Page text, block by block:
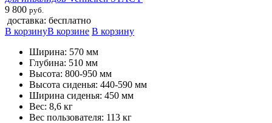
9 800 руб.
доставка: бесплатно
В корзинуВ корзине В корзину
Ширина: 570 мм
Глубина: 510 мм
Высота: 800-950 мм
Высота сиденья: 440-590 мм
Ширина сиденья: 450 мм
Вес: 8,6 кг
Вес пользователя: 113 кг